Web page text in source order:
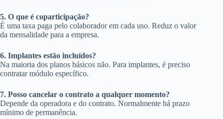
5. O que é coparticipação?
É uma taxa paga pelo colaborador em cada uso. Reduz o valor
da mensalidade para a empresa.
6. Implantes estão incluídos?
Na maioria dos planos básicos não. Para implantes, é preciso
contratar módulo específico.
7. Posso cancelar o contrato a qualquer momento?
Depende da operadora e do contrato. Normalmente há prazo
mínimo de permanência.